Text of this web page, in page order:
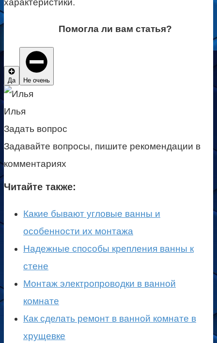
характеристики.
Помогла ли вам статья?
Да Не очень
Илья
Задать вопрос
Задавайте вопросы, пишите рекомендации в
комментариях
Читайте также:
Какие бывают угловые ванны и
особенности их монтажа
Надежные способы крепления ванны к
стене
Монтаж электропроводки в ванной
комнате
Как сделать ремонт в ванной комнате в
хрущевке